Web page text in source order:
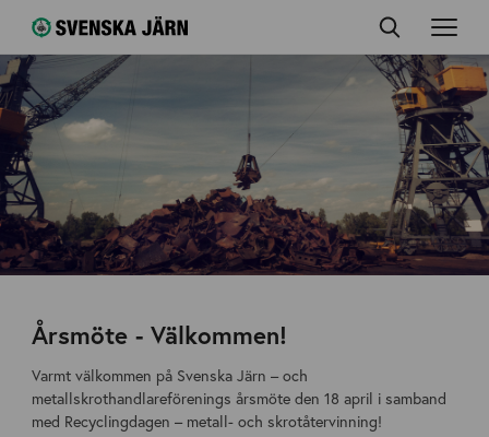
Årsmöte - Välkommen!
Varmt välkommen på Svenska Järn – och
metallskrothandlareförenings årsmöte den 18 april i samband
med Recyclingdagen – metall- och skrotåtervinning!